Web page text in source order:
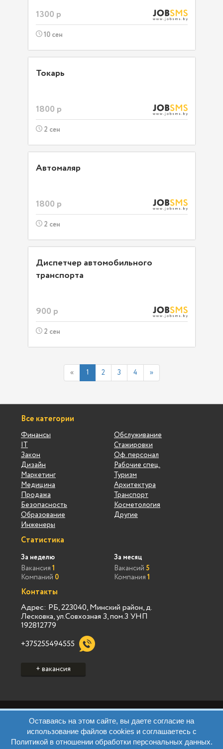
Оставаясь на этом сайте, вы даете согласие на
использование файлов cookies и соглашаетесь с
Политикой в отношении обработки персональных данных.
1300 р
10 сен
Токарь
1800 р
2 сен
Автомаляр
1800 р
2 сен
Диспетчер автомобильного
транспорта
900 р
2 сен
« 1 2 3 4 »
Все категории
Финансы
IT
Закон
Дизайн
Маркетинг
Медицина
Продажа
Безопасность
Образование
Инженеры
Обслуживание
Стажировки
Оф. персонал
Рабочие спец.
Туризм
Архитектура
Транспорт
Косметология
Другие
Статистика
За неделю
Вакансия 1
Компаний 0
За месяц
Вакансий 5
Компания 1
Контакты
Адрес: РБ, 223040, Минский район, д.
Лесковка, ул.Совхозная 3, пом.3 УНП
192812779
+375255494555
+ вакансия
Пользовательское соглашение Vialink
Политика конфиденциальности Виа Марк
Пользовательское соглашение Виа Марк